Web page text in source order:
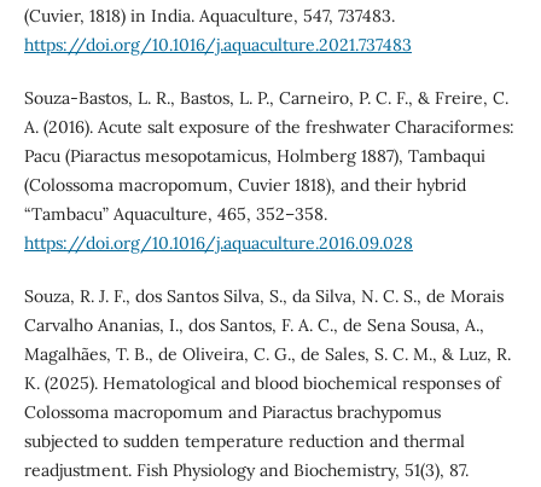
(Cuvier, 1818) in India. Aquaculture, 547, 737483.
https://doi.org/10.1016/j.aquaculture.2021.737483
Souza-Bastos, L. R., Bastos, L. P., Carneiro, P. C. F., & Freire, C.
A. (2016). Acute salt exposure of the freshwater Characiformes:
Pacu (Piaractus mesopotamicus, Holmberg 1887), Tambaqui
(Colossoma macropomum, Cuvier 1818), and their hybrid
“Tambacu” Aquaculture, 465, 352–358.
https://doi.org/10.1016/j.aquaculture.2016.09.028
Souza, R. J. F., dos Santos Silva, S., da Silva, N. C. S., de Morais
Carvalho Ananias, I., dos Santos, F. A. C., de Sena Sousa, A.,
Magalhães, T. B., de Oliveira, C. G., de Sales, S. C. M., & Luz, R.
K. (2025). Hematological and blood biochemical responses of
Colossoma macropomum and Piaractus brachypomus
subjected to sudden temperature reduction and thermal
readjustment. Fish Physiology and Biochemistry, 51(3), 87.